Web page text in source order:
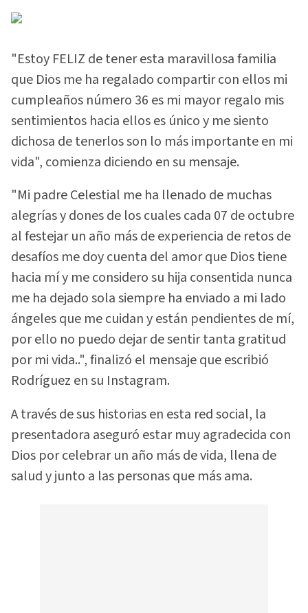
"Estoy FELIZ de tener esta maravillosa familia
que Dios me ha regalado compartir con ellos mi
cumpleaños número 36 es mi mayor regalo mis
sentimientos hacia ellos es único y me siento
dichosa de tenerlos son lo más importante en mi
vida", comienza diciendo en su mensaje.
"Mi padre Celestial me ha llenado de muchas
alegrías y dones de los cuales cada 07 de octubre
al festejar un año más de experiencia de retos de
desafíos me doy cuenta del amor que Dios tiene
hacia mí y me considero su hija consentida nunca
me ha dejado sola siempre ha enviado a mi lado
ángeles que me cuidan y están pendientes de mí,
por ello no puedo dejar de sentir tanta gratitud
por mi vida..", finalizó el mensaje que escribió
Rodríguez en su Instagram.
A través de sus historias en esta red social, la
presentadora aseguró estar muy agradecida con
Dios por celebrar un año más de vida, llena de
salud y junto a las personas que más ama.